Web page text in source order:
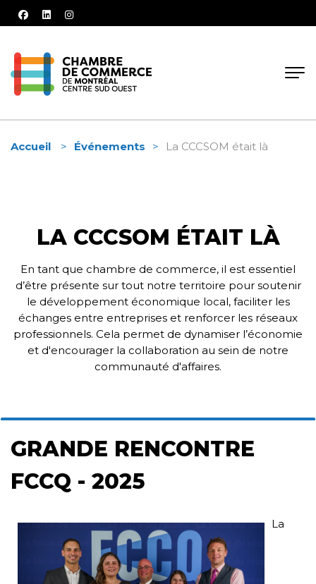
facebooklinkedininstagram
Accueil Événements La CCCSOM était là
LA CCCSOM ÉTAIT LÀ
En tant que chambre de commerce, il est essentiel
d’être présente sur tout notre territoire pour soutenir
le développement économique local, faciliter les
échanges entre entreprises et renforcer les réseaux
professionnels. Cela permet de dynamiser l’économie
et d'encourager la collaboration au sein de notre
communauté d'affaires.
GRANDE RENCONTRE
FCCQ - 2025
La